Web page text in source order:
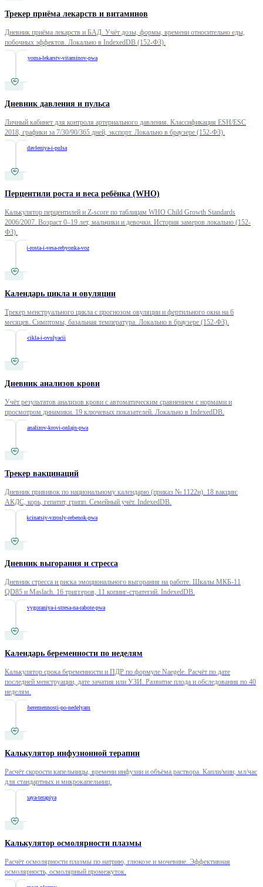
Трекер приёма лекарств и витаминов
Дневник приёма лекарств и БАД. Учёт дозы, формы, времени относительно еды,
побочных эффектов. Локально в IndexedDB (152-ФЗ).
treker-priyoma-lekarstv-vitaminov-pwa
Дневник давления и пульса
Личный кабинет для контроля артериального давления. Классификация ESH/ESC
2018, графики за 7/30/90/365 дней, экспорт. Локально в браузере (152-ФЗ).
dnevnik-davleniya-i-pulsa
Перцентили роста и веса ребёнка (WHO)
Калькулятор перцентилей и Z-score по таблицам WHO Child Growth Standards
2006/2007. Возраст 0–19 лет, мальчики и девочки. История замеров локально (152-
ФЗ).
percentili-rosta-i-vesa-rebyonka-voz
Календарь цикла и овуляции
Трекер менструального цикла с прогнозом овуляции и фертильного окна на 6
месяцев. Симптомы, базальная температура. Локально в браузере (152-ФЗ).
kalendar-cikla-i-ovulyacii
Дневник анализов крови
Учёт результатов анализов крови с автоматическим сравнением с нормами и
просмотром динамики. 19 ключевых показателей. Локально в IndexedDB.
dnevnik-analizov-krovi-onlajn-pwa
Трекер вакцинаций
Дневник прививок по национальному календарю (приказ № 1122н). 18 вакцин:
АКДС, корь, гепатит, грипп. Семейный учёт. IndexedDB.
treker-vakcinatsiy-vzrosly-rebenok-pwa
Дневник выгорания и стресса
Дневник стресса и риска эмоционального выгорания на работе. Шкалы МКБ-11
QD85 и Maslach. 16 триггеров, 11 копинг-стратегий. IndexedDB.
dnevnik-vygoraniya-i-stresa-na-rabote-pwa
Календарь беременности по неделям
Калькулятор срока беременности и ПДР по формуле Naegele. Расчёт по дате
последней менструации, дате зачатия или УЗИ. Развитие плода и обследования по 40
неделям.
kalendar-beremennosti-po-nedelyam
Калькулятор инфузионной терапии
Расчёт скорости капельницы, времени инфузии и объёма раствора. Капли/мин, мл/час
для стандартных и микрокапельниц.
infuzionnaya-terapiya
Калькулятор осмолярности плазмы
Расчёт осмолярности плазмы по натрию, глюкозе и мочевине. Эффективная
осмолярность, осмолярный промежуток.